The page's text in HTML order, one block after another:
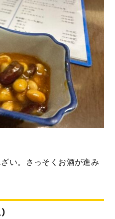
い。さっそくお酒が進み